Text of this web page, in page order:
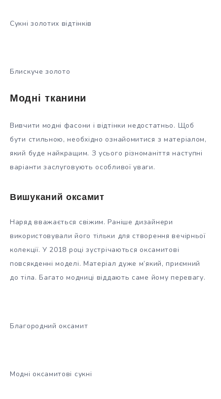
Сукні золотих відтінків
Блискуче золото
Модні тканини
Вивчити модні фасони і відтінки недостатньо. Щоб
бути стильною, необхідно ознайомитися з матеріалом,
який буде найкращим. З усього різноманіття наступні
варіанти заслуговують особливої уваги.
Вишуканий оксамит
Наряд вважається свіжим. Раніше дизайнери
використовували його тільки для створення вечірньої
колекції. У 2018 році зустрічаються оксамитові
повсякденні моделі. Матеріал дуже м’який, приємний
до тіла. Багато модниці віддають саме йому перевагу.
Благородний оксамит
Модні оксамитові сукні